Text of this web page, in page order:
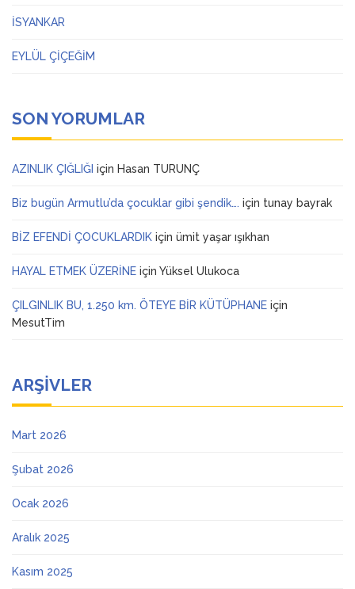
İSYANKAR
EYLÜL ÇİÇEĞİM
SON YORUMLAR
AZINLIK ÇIĞLIĞI için Hasan TURUNÇ
Biz bugün Armutlu’da çocuklar gibi şendik…. için tunay bayrak
BİZ EFENDİ ÇOCUKLARDIK için ümit yaşar ışıkhan
HAYAL ETMEK ÜZERİNE için Yüksel Ulukoca
ÇILGINLIK BU, 1.250 km. ÖTEYE BİR KÜTÜPHANE için
MesutTim
ARŞIVLER
Mart 2026
Şubat 2026
Ocak 2026
Aralık 2025
Kasım 2025